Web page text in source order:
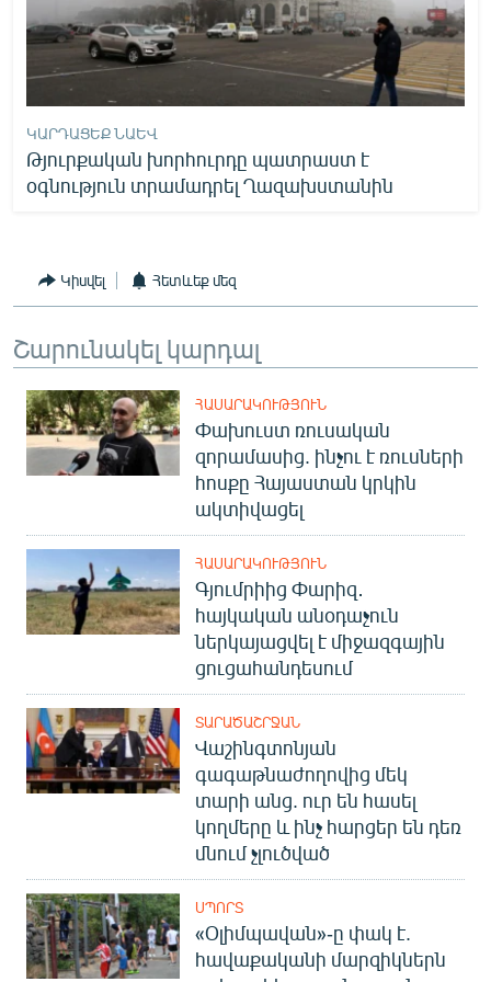
ԿԱՐԴԱՑԵՔ ՆԱԵՎ
Թյուրքական խորհուրդը պատրաստ է
օգնություն տրամադրել Ղազախստանին
Կիսվել Հետևեք մեզ
Շարունակել կարդալ
ՀԱՍԱՐԱԿՈՒԹՅՈՒՆ
Փախուստ ռուսական
զորամասից. ինչու է ռուսների
հոսքը Հայաստան կրկին
ակտիվացել
ՀԱՍԱՐԱԿՈՒԹՅՈՒՆ
Գյումրիից Փարիզ․
հայկական անօդաչուն
ներկայացվել է միջազգային
ցուցահանդեսում
ՏԱՐԱԾԱՇՐՋԱՆ
Վաշինգտոնյան
գագաթնաժողովից մեկ
տարի անց. ուր են հասել
կողմերը և ինչ հարցեր են դեռ
մնում չլուծված
ՍՊՈՐՏ
«Օլիմպավան»-ը փակ է.
հավաքականի մարզիկներն